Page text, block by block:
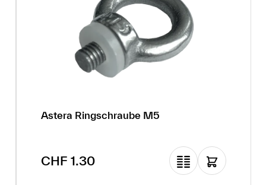
Astera Ringschraube M5
Regulärer Preis:
CHF 1.30